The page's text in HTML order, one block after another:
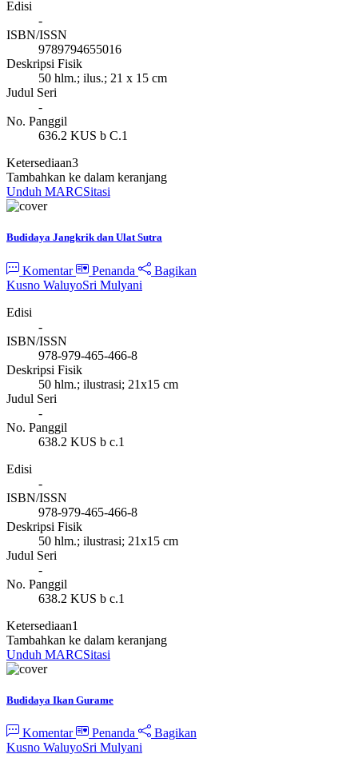
Edisi
-
ISBN/ISSN
9789794655016
Deskripsi Fisik
50 hlm.; ilus.; 21 x 15 cm
Judul Seri
-
No. Panggil
636.2 KUS b C.1
Ketersediaan3
Tambahkan ke dalam keranjang
Unduh MARCSitasi
Budidaya Jangkrik dan Ulat Sutra
Komentar Penanda
Bagikan
Kusno WaluyoSri Mulyani
Edisi
-
ISBN/ISSN
978-979-465-466-8
Deskripsi Fisik
50 hlm.; ilustrasi; 21x15 cm
Judul Seri
-
No. Panggil
638.2 KUS b c.1
Edisi
-
ISBN/ISSN
978-979-465-466-8
Deskripsi Fisik
50 hlm.; ilustrasi; 21x15 cm
Judul Seri
-
No. Panggil
638.2 KUS b c.1
Ketersediaan1
Tambahkan ke dalam keranjang
Unduh MARCSitasi
Budidaya Ikan Gurame
Komentar Penanda
Bagikan
Kusno WaluyoSri Mulyani